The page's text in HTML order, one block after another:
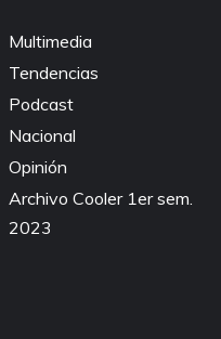
Multimedia
Tendencias
Podcast
Nacional
Opinión
Archivo Cooler 1er sem.
2023